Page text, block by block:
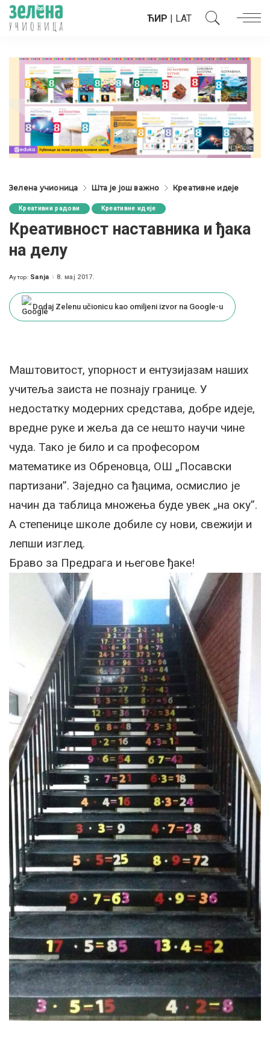
ЋИР | LAT
Зелена учионица Шта је још важно Креативне идеје
Креативни радови Креативне идеје
Креативност наставника и ђака
на делу
Posted
Аутор: Sanja 8. мај 2017.
Dodaj Zelenu učionicu kao omiljeni izvor na Google-u
Маштовитост, упорност и ентузијазам наших
учитеља заиста не познају границе. У
недостатку модерних средстава, добре идеје,
вредне руке и жеља да се нешто научи чине
чуда. Тако је било и са професором
математике из Обреновца, ОШ „Посавски
партизани”. Заједно са ђацима, осмислио је
начин да таблица множења буде увек „на оку”.
А степенице школе добиле су нови, свежији и
лепши изглед.
Браво за Предрага и његове ђаке!